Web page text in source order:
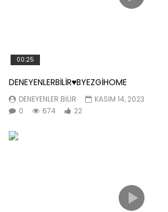
00:25
DENEYENLERBİLİR♥️BYEZGİHOME
DENEYENLER BILIR
KASIM 14, 2023
0
674 22